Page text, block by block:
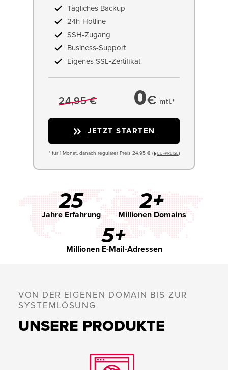
Tägliches Backup
24h-Hotline
SSH-Zugang
Business-Support
Eigenes SSL‑Zertifikat
24,95 € 0€ mtl.*
JETZT STARTEN
* für 1 Monat, danach regulärer Preis 24,95 € ( EU−PREISE)
25
Jahre Erfahrung
2+
Millionen Domains
5+
Millionen E-Mail-Adressen
VON DER EIGENEN DOMAIN BIS ZUR
SYSTEMLÖSUNG
UNSERE PRODUKTE